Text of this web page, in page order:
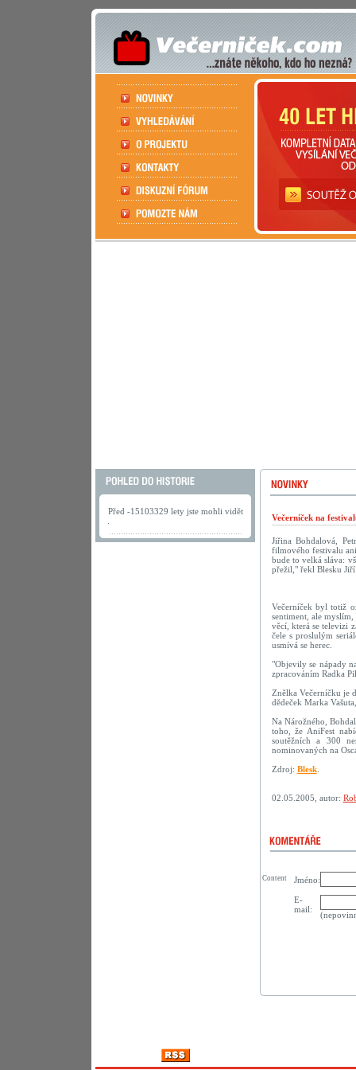
Před -15103329 lety jste mohli vidět
Večerníček na
Jiřina Bohdalová,
filmového festivalu
bude to velká sláva:
přežil," řekl Blesku
Večerníček byl totiž
sentiment, ale
věcí, která se televizi
čele s proslulým
usmívá se herec.
"Objevily se nápady
zpracováním Radka
Znělka Večerníčku je
dědeček Marka
Na Nárožného,
toho, že AniFest
soutěžních a 300
nominovaných na
Zdroj: Blesk.
02.05.2005, autor:
Jméno:
E-
mail:
Content